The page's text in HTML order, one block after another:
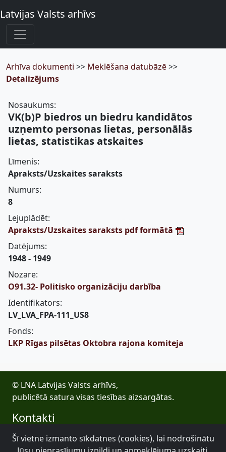
Latvijas Valsts arhīvs
Arhīva dokumenti >> Meklēšana datubāzē>>
Detalizējums
Nosaukums:
VK(b)P biedros un biedru kandidātos
uzņemto personas lietas, personālās
lietas, statistikas atskaites
Līmenis:
Apraksts/Uzskaites saraksts
Numurs:
8
Lejuplādēt:
Apraksts/Uzskaites saraksts pdf formātā
Datējums:
1948 - 1949
Nozare:
O91.32- Politisko organizāciju darbība
Identifikators:
LV_LVA_FPA-111_US8
Fonds:
LKP Rīgas pilsētas Oktobra rajona komiteja
© LNA Latvijas Valsts arhīvs,
publicētā satura visas tiesības aizsargātas.
Kontakti
E-pasts: lva@arhivi.gov.lv
Tālrunis: +371 20027447
Šī vietne izmanto sīkdatnes (cookies), lai nodrošinātu